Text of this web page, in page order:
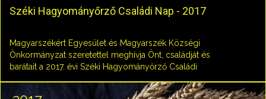
Széki Hagyományőrző Családi Nap - 2017
Magyarszékért Egyesület és Magyarszék Községi
Önkormányzat szeretettel meghívja Önt, családját és
barátait a 2017. évi Széki Hagyományőrző Családi